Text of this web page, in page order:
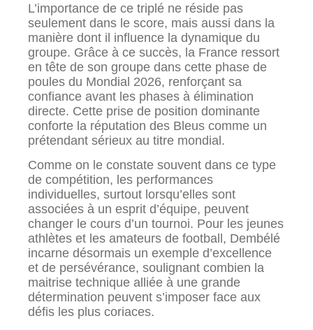
L’importance de ce triplé ne réside pas
seulement dans le score, mais aussi dans la
manière dont il influence la dynamique du
groupe. Grâce à ce succès, la France ressort
en tête de son groupe dans cette phase de
poules du Mondial 2026, renforçant sa
confiance avant les phases à élimination
directe. Cette prise de position dominante
conforte la réputation des Bleus comme un
prétendant sérieux au titre mondial.
Comme on le constate souvent dans ce type
de compétition, les performances
individuelles, surtout lorsqu’elles sont
associées à un esprit d’équipe, peuvent
changer le cours d’un tournoi. Pour les jeunes
athlètes et les amateurs de football, Dembélé
incarne désormais un exemple d’excellence
et de persévérance, soulignant combien la
maitrise technique alliée à une grande
détermination peuvent s’imposer face aux
défis les plus coriaces.